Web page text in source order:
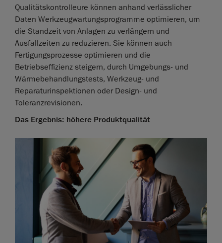
Qualitätskontrolleure können anhand verlässlicher
Daten Werkzeugwartungsprogramme optimieren, um
die Standzeit von Anlagen zu verlängern und
Ausfallzeiten zu reduzieren. Sie können auch
Fertigungsprozesse optimieren und die
Betriebseffizienz steigern, durch Umgebungs- und
Wärmebehandlungstests, Werkzeug- und
Reparaturinspektionen oder Design- und
Toleranzrevisionen.
Das Ergebnis: höhere Produktqualität